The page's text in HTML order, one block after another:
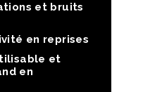
et bruits
en reprises
et
en